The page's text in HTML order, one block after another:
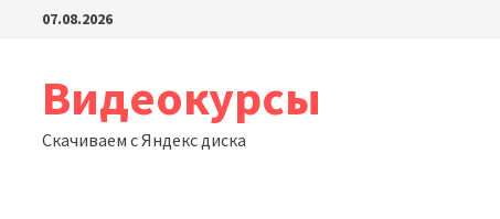
Перейти07.08.2026
Видеокурсы
Скачиваем с Яндекс диска